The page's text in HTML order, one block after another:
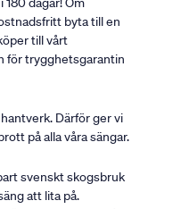
byta till en
till vårt
för trygghetsgarantin
Därför ger vi
på alla våra sängar.
svenskt skogsbruk
att lita på.